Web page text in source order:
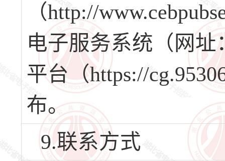
（http://
电子服务系统（网址
平台（https://
布。
9.联系方式